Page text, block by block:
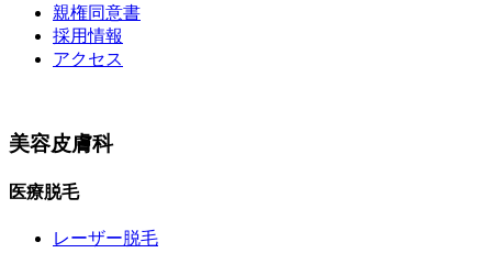
親権同意書
採用情報
アクセス
美容皮膚科
医療脱毛
レーザー脱毛